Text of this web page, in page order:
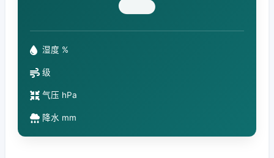
湿度 %
级
气压 hPa
降水 mm